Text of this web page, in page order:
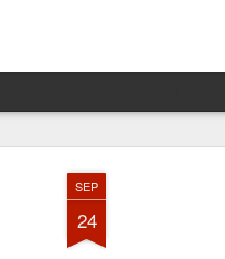
SEP
24